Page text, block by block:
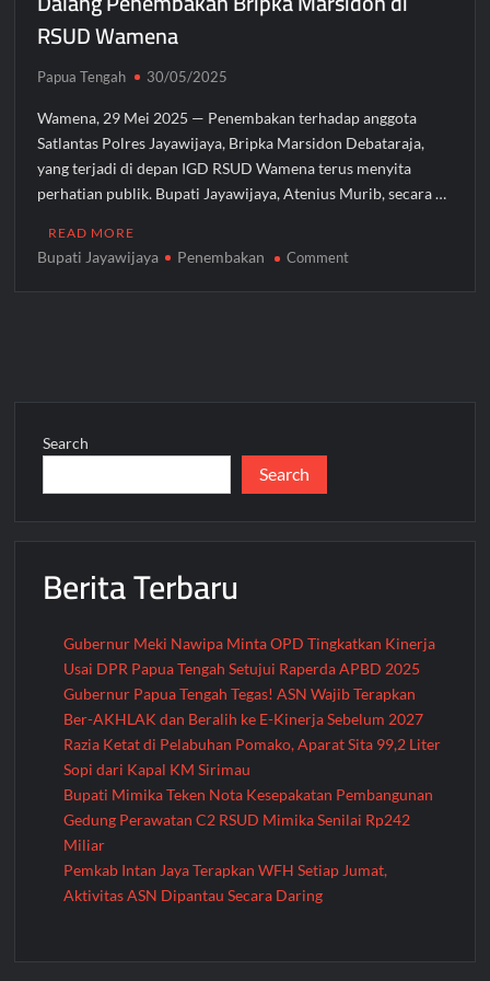
Bupati Mimika Teken Nota Kesepakatan Pembangunan
Gedung Perawatan C2 RSUD Mimika Senilai Rp242 Miliar
Pemkab Intan Jaya Terapkan WFH Setiap Jumat, Aktivitas ASN
Gubernur Meki Nawipa Paparkan Kemajuan Tujuh Program
Prioritas Pendidikan Papua Tengah Tahun 2025
RSUD Wamena
Papua Tengah 30/05/2025
Wamena, 29 Mei 2025 — Penembakan terhadap anggota
Satlantas Polres Jayawijaya, Bripka Marsidon Debataraja,
yang terjadi di depan IGD RSUD Wamena terus menyita
perhatian publik. Bupati Jayawijaya, Atenius Murib, secara …
READ MORE
Bupati Jayawijaya Penembakan Commenton
Search
Search
Berita Terbaru
Gubernur Meki Nawipa Minta OPD Tingkatkan Kinerja
Usai DPR Papua Tengah Setujui Raperda APBD 2025
Gubernur Papua Tengah Tegas! ASN Wajib Terapkan
Ber-AKHLAK dan Beralih ke E-Kinerja Sebelum 2027
Razia Ketat di Pelabuhan Pomako, Aparat Sita 99,2 Liter
Sopi dari Kapal KM Sirimau
Bupati Mimika Teken Nota Kesepakatan Pembangunan
Gedung Perawatan C2 RSUD Mimika Senilai Rp242
Miliar
Pemkab Intan Jaya Terapkan WFH Setiap Jumat,
Aktivitas ASN Dipantau Secara Daring